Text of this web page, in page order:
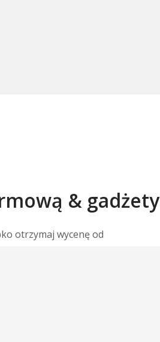
& gadżety
otrzymaj wycenę od